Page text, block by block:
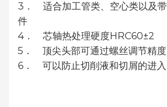
3． 适合加工管类、空心类以及
件
4． 芯轴热处理硬度HRC60±2
5． 顶尖头部可通过螺丝调节精度
6． 可以防止切削液和切屑的进入